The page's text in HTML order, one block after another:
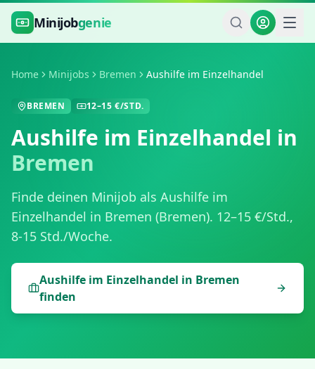
Zum Hauptinhalt springen
Minijobgenie
Home Minijobs Bremen Aushilfe im Einzelhandel
BREMEN 12–15 €/STD.
Aushilfe im Einzelhandel in
Bremen
Finde deinen Minijob als Aushilfe im
Einzelhandel in Bremen (Bremen). 12–15 €/Std.,
8-15 Std./Woche.
Aushilfe im Einzelhandel in Bremen
finden